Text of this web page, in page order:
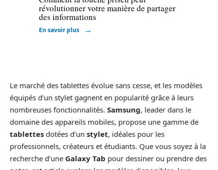
révolutionner votre manière de partager
des informations
En savoir plus
Le marché des tablettes évolue sans cesse, et les modèles
équipés d’un stylet gagnent en popularité grâce à leurs
nombreuses fonctionnalités. Samsung, leader dans le
domaine des appareils mobiles, propose une gamme de
tablettes dotées d’un stylet, idéales pour les
professionnels, créateurs et étudiants. Que vous soyez à la
recherche d’une Galaxy Tab pour dessiner ou prendre des